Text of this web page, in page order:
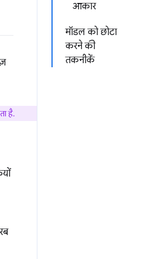
आकार
मॉडल को छोटा
करने की
तकनीकें
है.